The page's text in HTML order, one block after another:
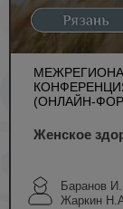
(ОНЛАЙН-
Женское
Баранов
Жаркин